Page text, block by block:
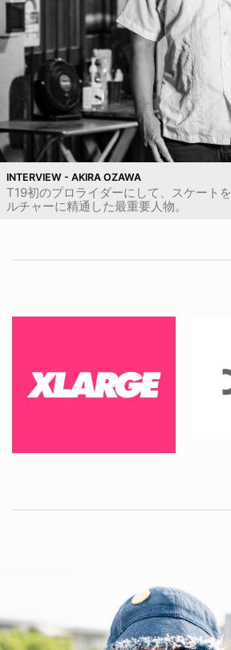
INTERVIEW - AKIRA OZAWA
T19初のプロライダーにして、スケート
ルチャーに精通した最重要人物。